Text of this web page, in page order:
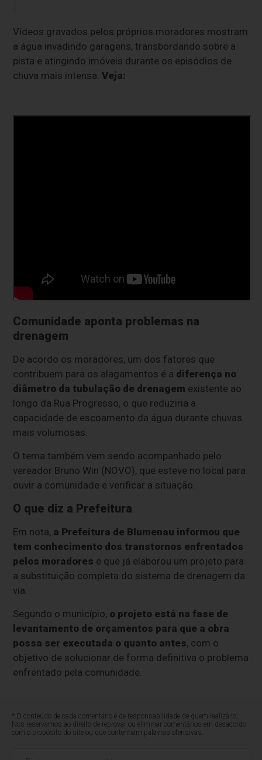
Vídeos gravados pelos próprios moradores mostram
a água invadindo garagens, transbordando sobre a
pista e atingindo imóveis durante os episódios de
chuva mais intensa.Veja:
Comunidade aponta problemas na
drenagem
De acordo os moradores, um dos fatores que
contribuem para os alagamentos é a diferença no
diâmetro da tubulação de drenagem existente ao
longo da Rua Progresso, o que reduziria a
capacidade de escoamento da água durante chuvas
mais volumosas.
O tema também vem sendo acompanhado pelo
vereador Bruno Win (NOVO), que esteve no local para
ouvir a comunidade e verificar a situação.
O que diz a Prefeitura
Em nota, a Prefeitura de Blumenau informou que
tem conhecimento dos transtornos enfrentados
pelos moradores e que já elaborou um projeto para
a substituição completa do sistema de drenagem da
via.
Segundo o município, o projeto está na fase de
levantamento de orçamentos para que a obra
possa ser executada o quanto antes, com o
objetivo de solucionar de forma definitiva o problema
enfrentado pela comunidade.
* O conteúdo de cada comentário é de responsabilidade de quem realizá-lo.
Nos reservamos ao direito de reprovar ou eliminar comentários em desacordo
com o propósito do site ou que contenham palavras ofensivas.